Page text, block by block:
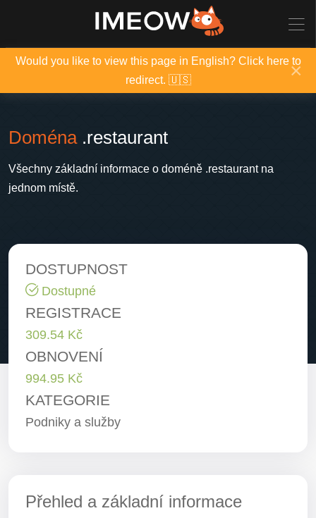
Would you like to view this page in English? Click here to
redirect. 🇺🇸
×
Doména.restaurant
Všechny základní informace o doméně .restaurant na
jednom místě.
DOSTUPNOST
Dostupné
REGISTRACE
309.54 Kč
OBNOVENÍ
994.95 Kč
KATEGORIE
Podniky a služby
Přehled a základní informace